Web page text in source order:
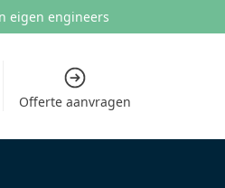
eigen engineers
Offerte aanvragen